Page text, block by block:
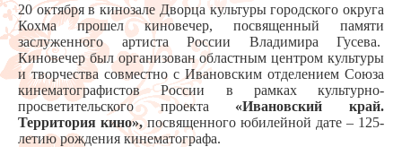
20 октября в кинозале Дворца культуры городского округа
Кохма прошел киновечер, посвященный памяти
заслуженного артиста России Владимира Гусева.
Киновечер был организован областным центром культуры
и творчества совместно с Ивановским отделением Союза
кинематографистов России в рамках культурно-
просветительского проекта «Ивановский
край.
Территория кино»,посвященного юбилейной дате – 125-
летию рождения кинематографа.